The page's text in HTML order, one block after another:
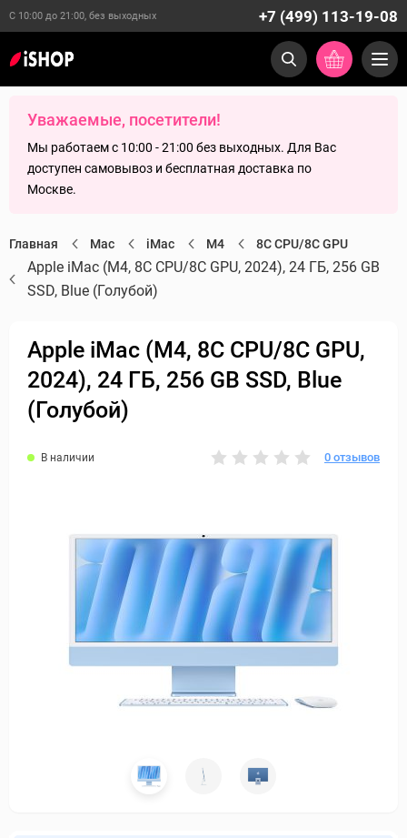
С 10:00 до 21:00, без выходных +7 (499) 113-19-08
Уважаемые, посетители!
Мы работаем с 10:00 - 21:00 без выходных. Для Вас
доступен самовывоз и бесплатная доставка по
Москве.
Главная Mac iMac M4 8C CPU/8C GPU
Apple iMac (M4, 8C CPU/8C GPU, 2024), 24 ГБ, 256 GB
SSD, Blue (Голубой)
Apple iMac (M4, 8C CPU/8C GPU,
2024), 24 ГБ, 256 GB SSD, Blue
(Голубой)
В наличии 0 отзывов